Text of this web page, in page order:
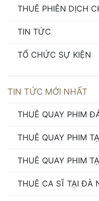
THUÊ PHIÊN DỊCH
TIN TỨC
TỔ CHỨC SỰ KIỆN
TIN TỨC MỚI NHẤT
THUÊ QUAY PHIM
THUÊ QUAY PHIM
THUÊ QUAY PHIM
THUÊ CA SĨ TẠI ĐÀ